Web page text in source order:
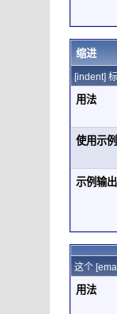
缩进
[indent]
用法
使用示例
示例输
这个
用法